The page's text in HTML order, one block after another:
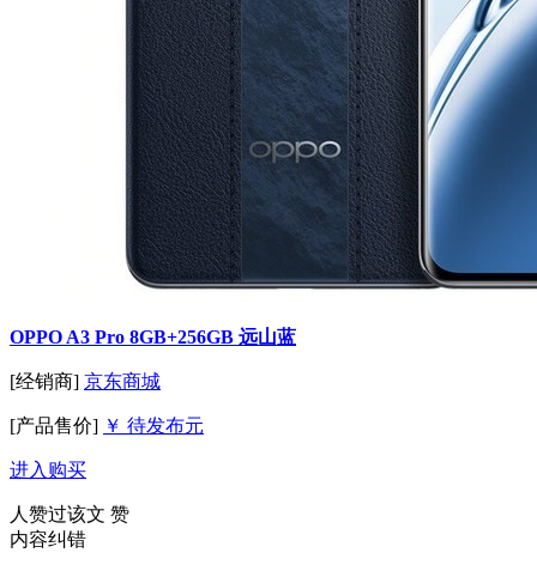
OPPO A3 Pro 8GB+256GB 远山蓝
[经销商] 京东商城
[产品售价] ￥ 待发布元
进入购买
人赞过该文 赞
内容纠错